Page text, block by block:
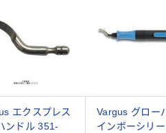
エクスプレス
ンドル 351-
Vargus グロー
インボーシリ